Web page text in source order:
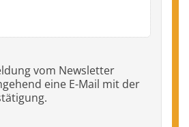
vom Newsletter
eine E-Mail mit der